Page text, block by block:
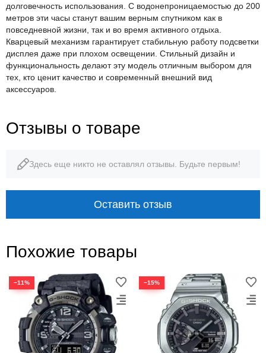
долговечность использования. С водонепроницаемостью до 200
метров эти часы станут вашим верным спутником как в
повседневной жизни, так и во время активного отдыха.
Кварцевый механизм гарантирует стабильную работу подсветки
дисплея даже при плохом освещении. Стильный дизайн и
функциональность делают эту модель отличным выбором для
тех, кто ценит качество и современный внешний вид
аксессуаров.
Отзывы о товаре
Здесь еще никто не оставлял отзывы. Будьте первым!
Оставить отзыв
Похожие товары
−11% −15%